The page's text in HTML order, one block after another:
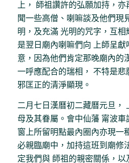
上， 師祖讚許的弘願加持，
聞一些高僧、喇嘛談及他們現
明，及充滿 光明的咒字，互
是翌日廟內喇嘛們向 上師呈
意，因為他們肯定那晚廟內的
一呼應配合的瑞相， 不特是
邪匡正的清淨顯現。
二月七日漢曆初二藏曆元旦，
母及其眷屬。會中仙藩 甯波
窗上所留明點最內圈內亦現一
必親臨廟中，加持這班到廟修
定我們與 師祖的親密關係，以